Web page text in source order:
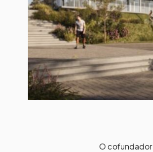
O cofundador